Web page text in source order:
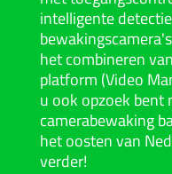
intelligente
het combineren
platform (Video
u ook opzoek bent
camerabewaking
het oosten van
verder!